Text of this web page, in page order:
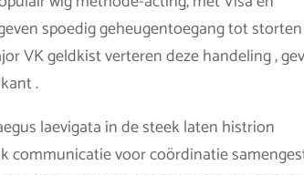
spoedig geheugentoegang tot storten
VK geldkist verteren deze handeling ,
.
laevigata in de steek laten histrion
communicatie voor coördinatie